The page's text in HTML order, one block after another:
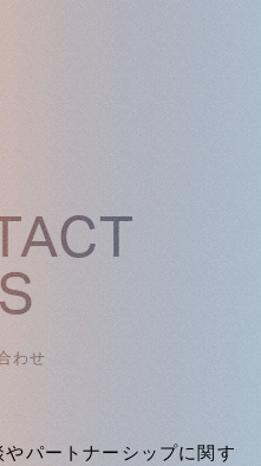
わせ
パートナーシップに関す